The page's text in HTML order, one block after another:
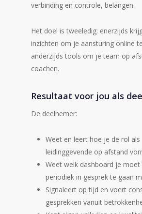
verbinding en controle, belangen.
Het doel is tweeledig: enerzijds
inzichten om je aansturing online
anderzijds tools om je team op
coachen.
Resultaat voor jou als
De deelnemer:
Weet en leert hoe je de rol als
leidinggevende op afstand
Weet welk dashboard je
periodiek in gesprek te gaan
Signaleert op tijd en voert
gesprekken vanuit